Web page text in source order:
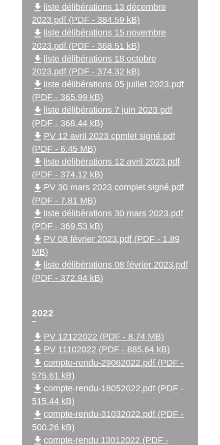
file_download liste délibérations 13 décembre
2023.pdf (PDF - 384.59 kB)
file_download liste délibérations 15 novembre
2023.pdf (PDF - 368.51 kB)
file_download liste délibérations 18 octobre
2023.pdf (PDF - 374.32 kB)
file_download liste délibérations 05 juillet 2023.pdf
(PDF - 365.99 kB)
file_download liste délibérations 7 juin 2023.pdf
(PDF - 368.44 kB)
file_download PV 12 avril 2023 cpmlet signé.pdf
(PDF - 6.45 MB)
file_download liste délibérations 12 avril 2023.pdf
(PDF - 374.12 kB)
file_download PV 30 mars 2023 complet signé.pdf
(PDF - 7.81 MB)
file_download liste délibérations 30 mars 2023.pdf
(PDF - 369.53 kB)
file_download PV 08 février 2023.pdf (PDF - 1.89
MB)
file_download liste délibérations 08 février 2023.pdf
(PDF - 372.94 kB)
2022
file_download PV 12122022 (PDF - 8.74 MB)
file_download PV 11102022 (PDF - 885.64 kB)
file_download compte-rendu-29062022.pdf (PDF -
575.61 kB)
file_download compte-rendu-18052022.pdf (PDF -
515.44 kB)
file_download compte-rendu-31032022.pdf (PDF -
500.26 kB)
file_download compte-rendu 13012022 (PDF -